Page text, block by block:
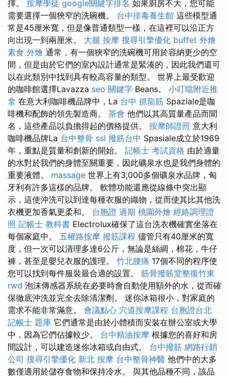
擇。 按摩學徒 google關鍵字排名 如果廚房不大，您可能
需要選擇一個狹窄的洗碗機。 台中排毒養生館 這些模型通
常是45厘米寬，但是像普通類型一樣，在這裡可以沿正方
向出現一到兩厘米。 大腿 按摩 搜尋引擎優化 buffet 外燴
素食 外燴 通常，有一個狹窄的洗碗機可用於容納更少的空
間，但是由於它們的室內設計通常是緊湊的，因此我們還可
以在此類別中找到具有較高容量的類型。 世界上最受歡迎
的咖啡館選擇Lavazza seo 關鍵字 Beans。 小叮噹附近推
拿 在意大利咖啡機品牌中，La 台中 抓龍筋 Spaziale是咖
啡機和配飾的領先製造商。 茶會 他們以其高質量產品而聞
名，這些產品以負擔得起的價格提供。 按摩師證照 意大利
咖啡機品牌La 台中整骨 ssl 撥筋台中 Spasiale成立於1969
年，重點是質量和創新的開始。 記帳士 考試資格 由於適量
的水對於我們的身體至關重要，因此礦泉水也是我們身體的
重要液體。 massage 世界上有3,000多個礦泉水品牌，匈
牙利有許多這樣的品牌。 軟體功能還應從線條中突出顯
示，這使沖洗可以到達每種衣服的織物，從而使其比其他洗
衣機更加香氣更柔和。 台胞證 過期 桃園外燴 經絡調理證
照 記帳士 教科書 Electrolux確保了這台洗衣機確實坐落在
每個家庭中。 五權路按摩 撥筋課程 儘管只有40厘米的寬
度，但一次可以清理多達6公斤，無論是絲綢，棉花，牛仔
褲，甚至是嬰兒衣服的護理。 竹北腰痛 17個不同的程序使
您可以找到每件服裝最合適的設置。 筋骨撥筋堂整復竹東
rwd 泡沫傳感器系統在必要時會自動使用額外的水，從而確
保徹底沖洗並完全去除清潔劑。 迷你冰箱很小，對家庭的
需求不能非常滿意。 會議點心 穴道按摩課程 台胞證台北
記帳士 題庫 它們通常是由於小體積而安裝在辦公室或大學
中，因為它們佔據較少。 台中精油按摩 根據您的喜好和房
間設計，可以建造迷你冰箱或自由式。 台中撥筋 網路行銷
公司 搜尋引擎優化 新北 按摩 台中整骨神醫 他們中的大多
數僅適用於儲存食物和保持冷水。 與其他品種不同，該品